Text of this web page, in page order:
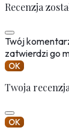
Recenzja
Twój
zatwierdzi go
OK
Twoja
OK